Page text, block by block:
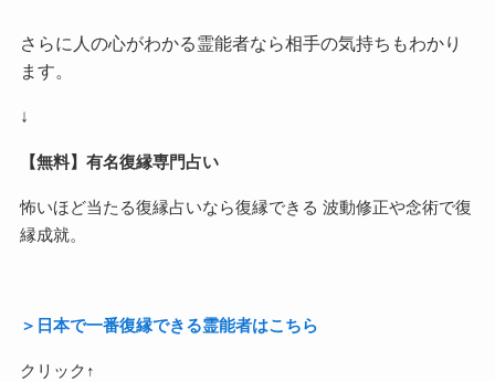
さらに人の心がわかる霊能者なら相手の気持ちもわかり
ます。
↓
【無料】有名復縁専門占い
怖いほど当たる復縁占いなら復縁できる 波動修正や念術で復
縁成就。
＞日本で一番復縁できる霊能者はこちら
クリック↑